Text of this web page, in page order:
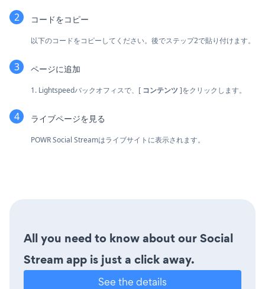
コードをコピー
以下のコードをコピーしてください。後でステップ2で貼り付けます。
ページに追加
1. Lightspeedバックオフィスで、[ コンテンツ ]をクリックします。
ライブページを見る
POWR Social Streamはライブサイトに表示されます。
All you need to know about our Social
Stream app is just a click away.
See the details